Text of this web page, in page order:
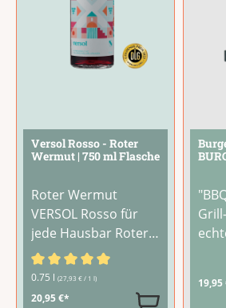
Versol Rosso - Roter
Wermut | 750 ml Flasche
Roter Wermut
VERSOL Rosso für
jede Hausbar Roter
Wermut heißt der
heißeste Trend im
aktuellen Bar-
Durchschnittliche Bewertung
0.75 l (27,93 € / 1 l)
20,95 €*
19,95